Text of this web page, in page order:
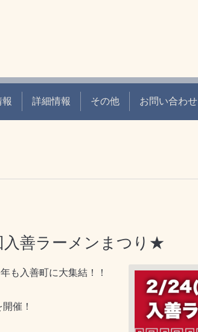
詳細情報 その他 お問い合わせ
善ラーメンまつり★
も入善町に大集結！！
催！